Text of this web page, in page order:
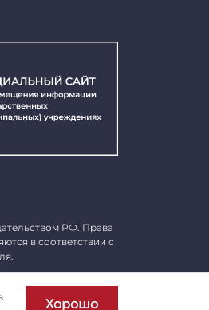
РФ. Права
в соответствии с
соглашение
Хорошо